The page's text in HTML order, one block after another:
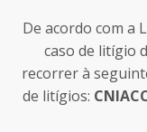
De acordo com a
caso de litígio
recorrer à
de litígios: